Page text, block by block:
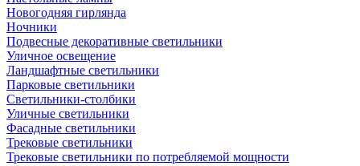
Новогодняя гирлянда
Ночники
Подвесные декоративные светильники
Уличное освещение
Ландшафтные светильники
Парковые светильники
Светильники-столбики
Уличные светильники
Фасадные светильники
Трековые светильники
Трековые светильники по потребляемой мощности